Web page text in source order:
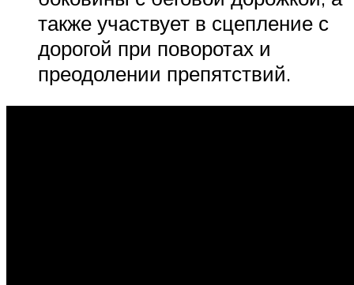
также участвует в сцепление с
дорогой при поворотах и
преодолении препятствий.